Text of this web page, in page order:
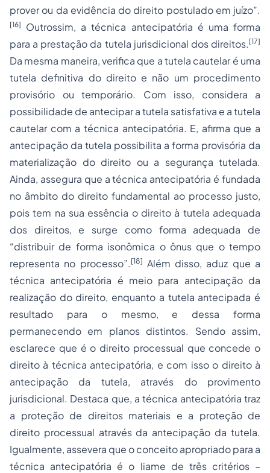
prover ou da evidência do direito postulado em juízo”.
[16]
Outrossim, a técnica antecipatória é uma forma
para a prestação da tutela jurisdicional dos direitos. [17]
Da mesma maneira, verifica que a tutela cautelar é uma
tutela definitiva do direito e não um procedimento
provisório ou temporário. Com isso, considera a
possibilidade de antecipar a tutela satisfativa e a tutela
cautelar com a técnica antecipatória. E, afirma que a
antecipação da tutela possibilita a forma provisória da
materialização do direito ou a segurança tutelada.
Ainda, assegura que a técnica antecipatória é fundada
no âmbito do direito fundamental ao processo justo,
pois tem na sua essência o direito à tutela adequada
dos direitos, e surge como forma adequada de
“distribuir de forma isonômica o ônus que o tempo
representa no processo”. [18] Além disso, aduz que a
técnica antecipatória é meio para antecipação da
realização do direito, enquanto a tutela antecipada é
resultado para o mesmo, e dessa forma
permanecendo em planos distintos. Sendo assim,
esclarece que é o direito processual que concede o
direito à técnica antecipatória, e com isso o direito à
antecipação da tutela, através do provimento
jurisdicional. Destaca que, a técnica antecipatória traz
a proteção de direitos materiais e a proteção de
direito processual através da antecipação da tutela.
Igualmente, assevera que o conceito apropriado para a
técnica antecipatória é o liame de três critérios –